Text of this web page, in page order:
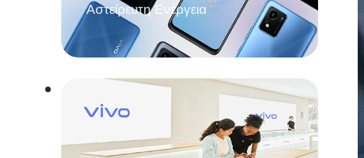
Αστείρευτη Ενέργεια